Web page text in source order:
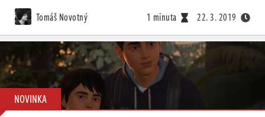
Tomáš Novotný 1 minuta 22. 3. 2019
NOVINKA